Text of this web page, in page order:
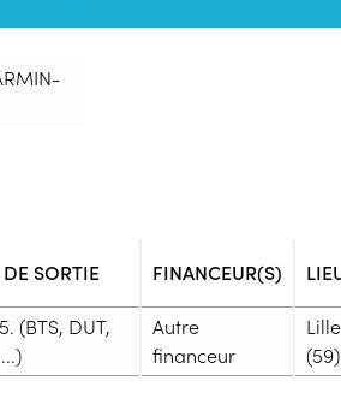
SORTIE FINANCEUR(S)
(BTS, DUT,
Autre
financeur
Lille
(59)